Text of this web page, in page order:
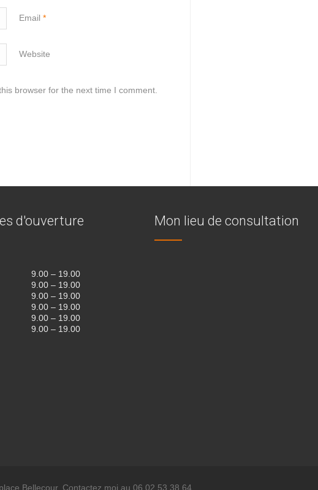
Email*
Website
browser for the next time I comment.
d'ouverture
9.00 – 19.00
9.00 – 19.00
9.00 – 19.00
9.00 – 19.00
9.00 – 19.00
9.00 – 19.00
Mon lieu de consultation
Bellecour. Contactez moi au 06.02.53.38.64